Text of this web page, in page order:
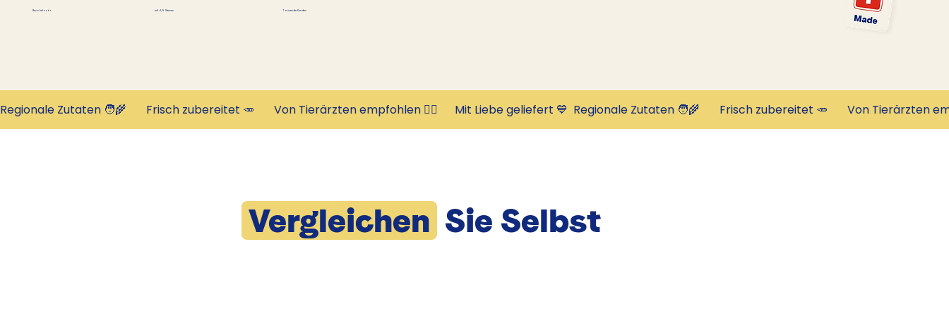
Revolutionär mit 4,9 Sternen Tausende Kunden
Regionale Zutaten 🧑‍🌾       Frisch zubereitet 🥕       Von Tierärzten empfohlen 👩‍⚕️      Mit Liebe geliefert 💙
Vergleichen Sie Selbst